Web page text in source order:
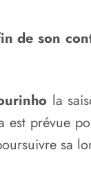
de son
la
est prévue
sa